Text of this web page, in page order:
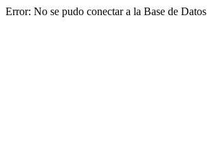
Error: No se pudo conectar a la Base de Datos